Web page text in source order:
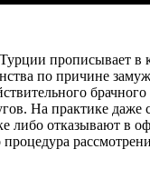
прописывает в
по причине
На практике даже
либо отказывают в